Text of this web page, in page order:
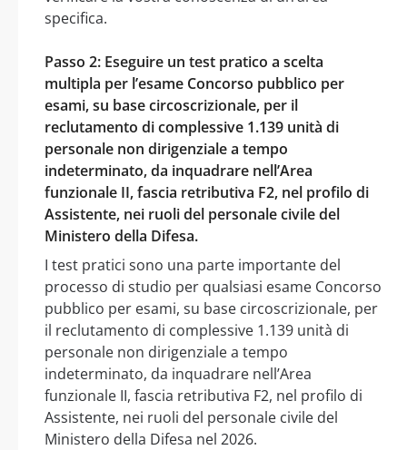
specifica.
Passo 2: Eseguire un test pratico a scelta
multipla per l’esame Concorso pubblico per
esami, su base circoscrizionale, per il
reclutamento di complessive 1.139 unità di
personale non dirigenziale a tempo
indeterminato, da inquadrare nell’Area
funzionale II, fascia retributiva F2, nel profilo di
Assistente, nei ruoli del personale civile del
Ministero della Difesa.
I test pratici sono una parte importante del
processo di studio per qualsiasi esame Concorso
pubblico per esami, su base circoscrizionale, per
il reclutamento di complessive 1.139 unità di
personale non dirigenziale a tempo
indeterminato, da inquadrare nell’Area
funzionale II, fascia retributiva F2, nel profilo di
Assistente, nei ruoli del personale civile del
Ministero della Difesa nel 2026.